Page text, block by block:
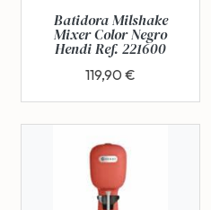
Batidora Milshake
Mixer Color Negro
Hendi Ref. 221600
119,90 €